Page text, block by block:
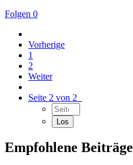
Folgen 0
Vorherige
1
2
Weiter
Seite 2 von 2
Empfohlene Beiträge